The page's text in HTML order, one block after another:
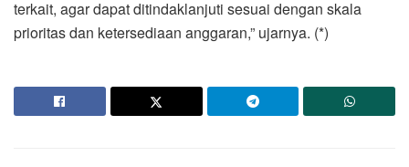
terkait, agar dapat ditindaklanjuti sesuai dengan skala
prioritas dan ketersediaan anggaran,” ujarnya. (*)